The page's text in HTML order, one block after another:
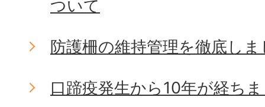
ついて
防護柵の維持管理を徹底し
口蹄疫発生から10年が経ち